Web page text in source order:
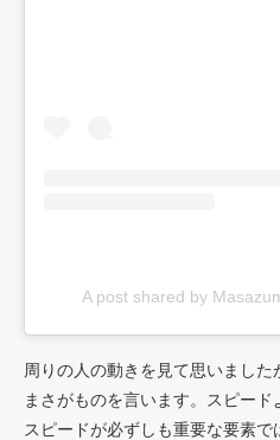
A post shared by
周りの人の動きを見て思いました
まさがものを言います。
スピード
スピードが必ずしも重要な要素で